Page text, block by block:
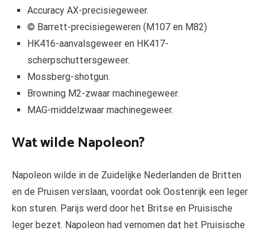
Accuracy AX-precisiegeweer.
© Barrett-precisiegeweren (M107 en M82)
HK416-aanvalsgeweer en HK417-
scherpschuttersgeweer.
Mossberg-shotgun.
Browning M2-zwaar machinegeweer.
MAG-middelzwaar machinegeweer.
Wat wilde Napoleon?
Napoleon wilde in de Zuidelijke Nederlanden de Britten
en de Pruisen verslaan, voordat ook Oostenrijk een leger
kon sturen. Parijs werd door het Britse en Pruisische
leger bezet. Napoleon had vernomen dat het Pruisische